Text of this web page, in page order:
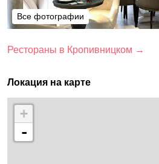
Все фотографии
Все фотографии
Рестораны в Кропивницком →
Локация на карте
+
-